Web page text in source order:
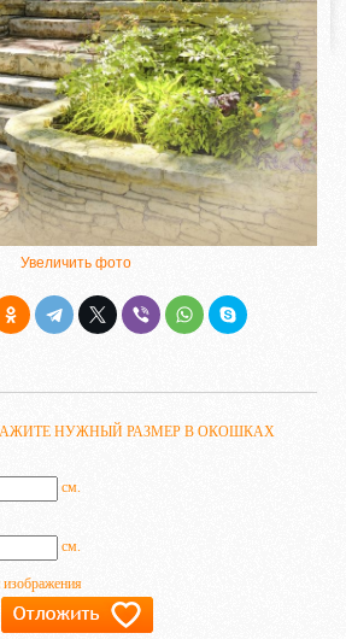
Увеличить фото
НУЖНЫЙ РАЗМЕР В ОКОШКАХ
см.
см.